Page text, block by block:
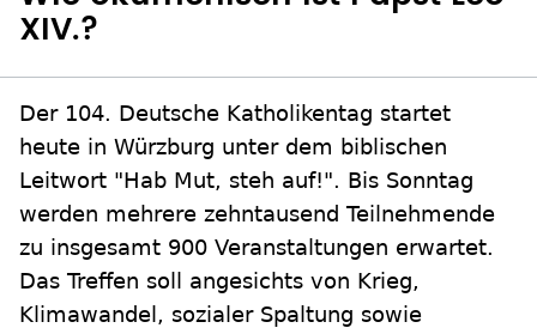
XIV.?
Der 104. Deutsche Katholikentag startet
heute in Würzburg unter dem biblischen
Leitwort "Hab Mut, steh auf!". Bis Sonntag
werden mehrere zehntausend Teilnehmende
zu insgesamt 900 Veranstaltungen erwartet.
Das Treffen soll angesichts von Krieg,
Klimawandel, sozialer Spaltung sowie